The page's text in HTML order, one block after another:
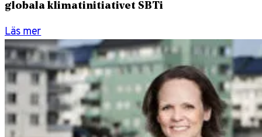
globala klimatinitiativet SBTi
Läs mer